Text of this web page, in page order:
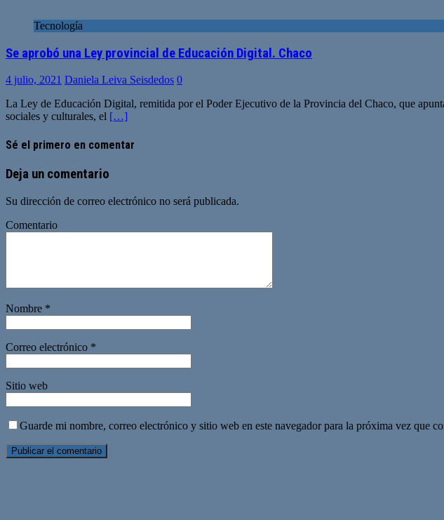
Tecnología
Se aprobó una Ley provincial de Educación Digital. Chaco
4 julio, 2021 Daniela Leiva Seisdedos 0
La Ley de Educación Digital, remitida por el Poder Ejecutivo de la Provincia del Chaco, que
sociales y culturales, el […]
Sé el primero en comentar
Deja un comentario
Su dirección de correo electrónico no será publicada.
Comentario
Nombre *
Correo electrónico *
Sitio web
Guarde mi nombre, correo electrónico y sitio web en este navegador para la próxima vez que